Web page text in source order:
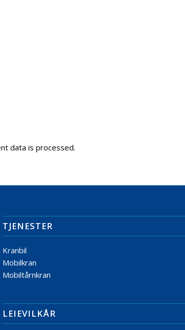
data is processed.
TJENESTER
Kranbil
Mobilkran
Mobiltårnkran
LEIEVILKÅR